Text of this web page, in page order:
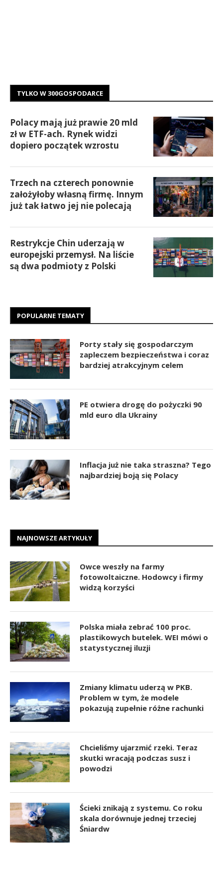
TYLKO W 300GOSPODARCE
Polacy mają już prawie 20 mld
zł w ETF-ach. Rynek widzi
dopiero początek wzrostu
Trzech na czterech ponownie
założyłoby własną firmę. Innym
już tak łatwo jej nie polecają
Restrykcje Chin uderzają w
europejski przemysł. Na liście
są dwa podmioty z Polski
POPULARNE TEMATY
Porty stały się gospodarczym
zapleczem bezpieczeństwa i coraz
bardziej atrakcyjnym celem
PE otwiera drogę do pożyczki 90
mld euro dla Ukrainy
Inflacja już nie taka straszna? Tego
najbardziej boją się Polacy
NAJNOWSZE ARTYKUŁY
Owce weszły na farmy
fotowoltaiczne. Hodowcy i firmy
widzą korzyści
Polska miała zebrać 100 proc.
plastikowych butelek. WEI mówi o
statystycznej iluzji
Zmiany klimatu uderzą w PKB.
Problem w tym, że modele
pokazują zupełnie różne rachunki
Chcieliśmy ujarzmić rzeki. Teraz
skutki wracają podczas susz i
powodzi
Ścieki znikają z systemu. Co roku
skala dorównuje jednej trzeciej
Śniardw